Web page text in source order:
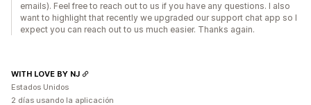
emails). Feel free to reach out to us if you have any questions. I also
want to highlight that recently we upgraded our support chat app so I
expect you can reach out to us much easier. Thanks again.
WITH LOVE BY NJ
Estados Unidos
2 días usando la aplicación